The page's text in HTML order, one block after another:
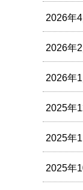
2026年4
2026年2
2026年1
2025年
2025年
2025年